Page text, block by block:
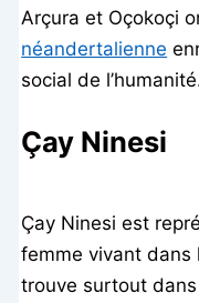
Arçura et Oçokoçi
néandertalienne
social de
Çay Ninesi
Çay Ninesi est
femme vivant dans
trouve surtout